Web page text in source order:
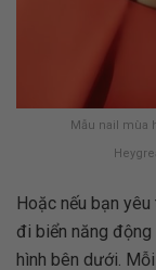
Mẫu nail mùa
Hoặc nếu bạn
đi biển năng
hình bên dưới.